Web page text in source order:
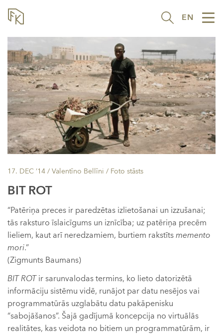
EN
17. DEC ’14 / Valentīno Bellīni / Foto stāsts
BIT ROT
“Patēriņa preces ir paredzētas izlietošanai un izzušanai;
tās raksturo īslaicīgums un iznīcība; uz patēriņa precēm
lieliem, kaut arī neredzamiem, burtiem rakstītsmemento
mori.”
(Zigmunts Baumans)
BIT ROTir sarunvalodas termins, ko lieto datorizētā
informāciju sistēmu vidē, runājot par datu nesējos vai
programmatūrās uzglabātu datu pakāpenisku
“sabojāšanos”. Šajā gadījumā koncepcija no virtuālās
realitātes, kas veidota no bitiem un programmatūrām, ir